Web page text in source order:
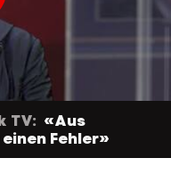
TV: «Aus
Fehler»